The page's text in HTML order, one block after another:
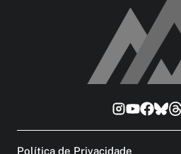
Política de Privacidade